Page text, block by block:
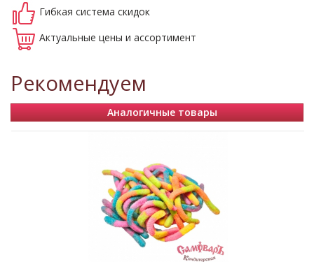
Гибкая система скидок
Актуальные цены и ассортимент
Рекомендуем
Аналогичные товары